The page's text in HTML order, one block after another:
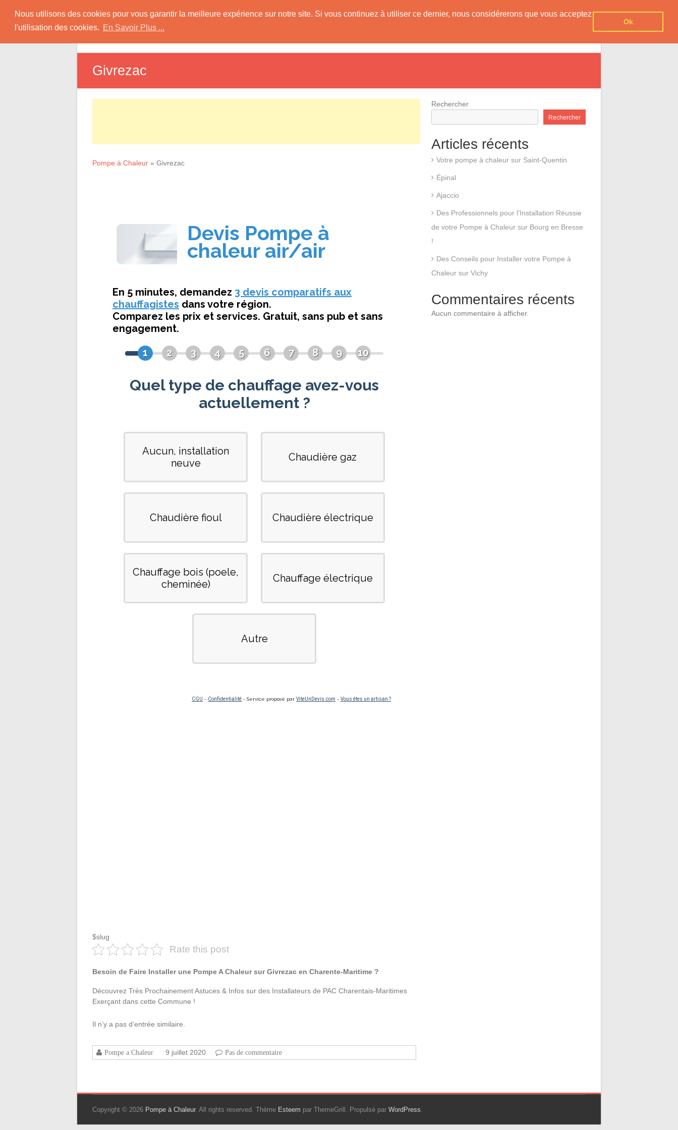
Nous utilisons des cookies pour vous garantir la meilleure expérience sur notre site. Si vous continuez à utiliser ce dernier, nous considérerons que vous acceptez
l'utilisation des cookies. En Savoir Plus ...
Ok
content
Pompe à Chaleur
Informations sur les Pompes à Chaleur
Givrezac
Pompe à Chaleur » Givrezac
$slug
Rate this post
Besoin de Faire Installer une Pompe A Chaleur sur Givrezac en Charente-Maritime ?
Découvrez Très Prochainement Astuces & Infos sur des Installateurs de PAC Charentais-Maritimes
Exerçant dans cette Commune !
Il n’y a pas d’entrée similaire.
Pompe a Chaleur 9 juillet 2020 Pas de commentaire
Rechercher
Rechercher
Articles récents
Votre pompe à chaleur sur Saint-Quentin
Épinal
Ajaccio
Des Professionnels pour l’Installation Réussie
de votre Pompe à Chaleur sur Bourg en Bresse
!
Des Conseils pour Installer votre Pompe à
Chaleur sur Vichy
Commentaires récents
Aucun commentaire à afficher.
Copyright © 2026 Pompe à Chaleur. All rights reserved. Thème Esteem par ThemeGrill. Propulsé par WordPress.